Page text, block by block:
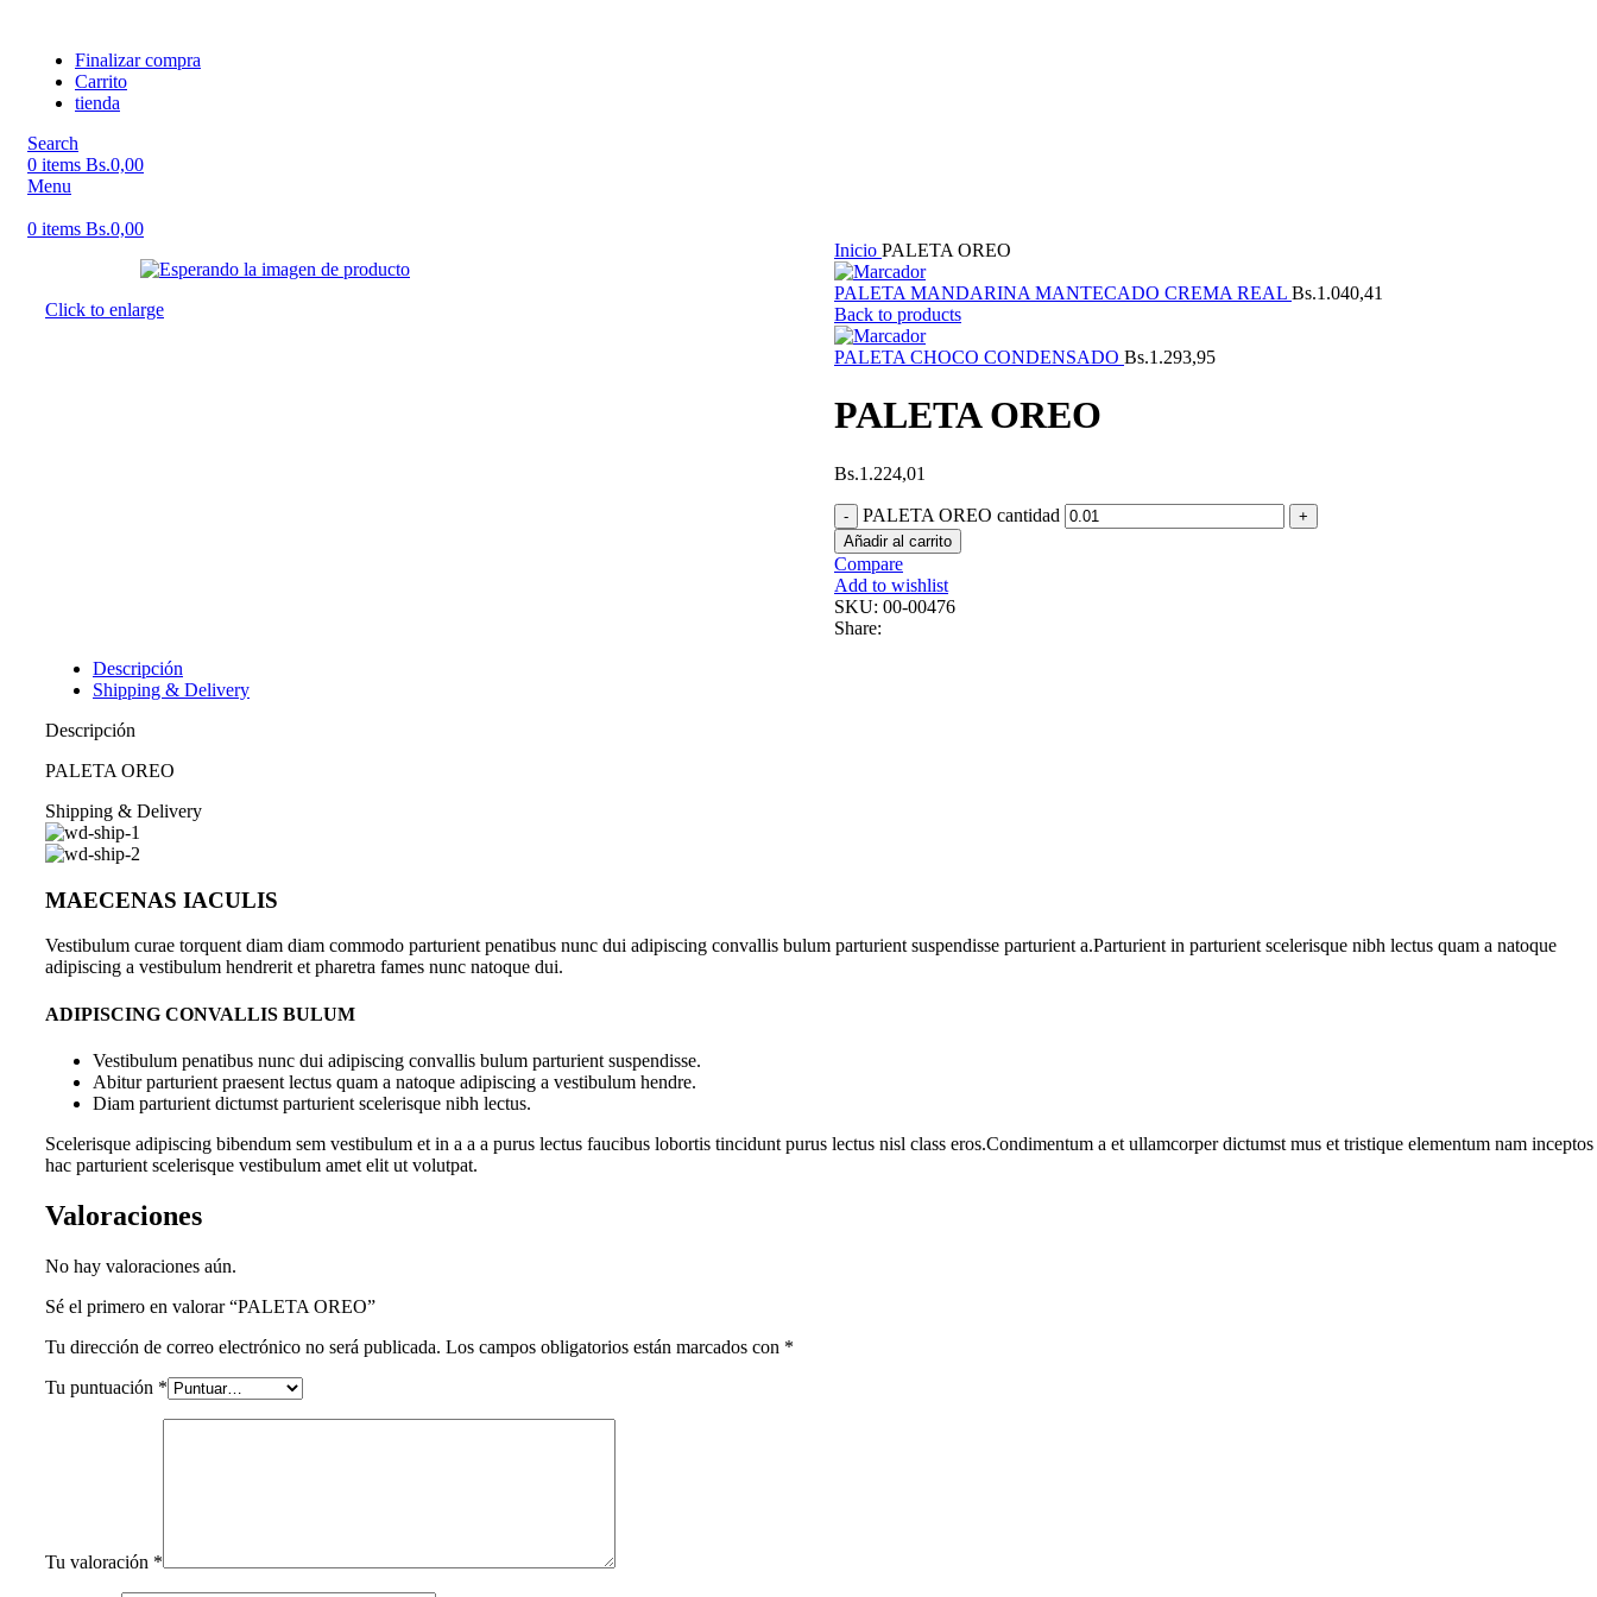
Finalizar compra
Carrito
tienda
Search
0 items Bs.0,00
Menu
0 items Bs.0,00
Click to enlarge
Inicio PALETA OREO
PALETA MANDARINA MANTECADO CREMA REAL Bs.1.040,41
Back to products
PALETA CHOCO CONDENSADO Bs.1.293,95
PALETA OREO
Bs.1.224,01
PALETA OREO cantidad
Añadir al carrito
Compare
Add to wishlist
SKU: 00-00476
Share:
Descripción
Shipping & Delivery
Descripción
PALETA OREO
Shipping & Delivery
MAECENAS IACULIS
Vestibulum curae torquent diam diam commodo parturient penatibus nunc dui adipiscing convallis bulum parturient suspendisse parturient a.Parturient in parturient scelerisque nibh lectus quam a natoque
adipiscing a vestibulum hendrerit et pharetra fames nunc natoque dui.
ADIPISCING CONVALLIS BULUM
Vestibulum penatibus nunc dui adipiscing convallis bulum parturient suspendisse.
Abitur parturient praesent lectus quam a natoque adipiscing a vestibulum hendre.
Diam parturient dictumst parturient scelerisque nibh lectus.
Scelerisque adipiscing bibendum sem vestibulum et in a a a purus lectus faucibus lobortis tincidunt purus lectus nisl class eros.Condimentum a et ullamcorper dictumst mus et tristique elementum nam inceptos
hac parturient scelerisque vestibulum amet elit ut volutpat.
Valoraciones
No hay valoraciones aún.
Sé el primero en valorar “PALETA OREO”
Tu dirección de correo electrónico no será publicada. Los campos obligatorios están marcados con *
Tu puntuación *
Tu valoración *